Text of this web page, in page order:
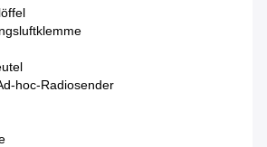
hoc-Radiosender